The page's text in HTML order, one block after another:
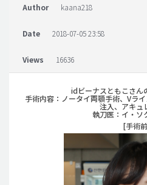
病院紹介
ご相談のお問い合わせ
Author kaana218
Date 2018-07-05 23:58
Views 16636
idビーナスともこさん
手術内容：ノータイ両顎手術、Vラ
注入、アキュ
執刀医：イ・ソ
[手術